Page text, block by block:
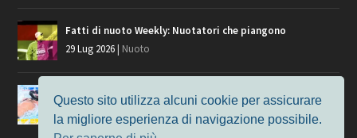
Fatti di nuoto Weekly: Nuotatori che piangono
29 Lug 2026| Nuoto
Giochi del Mediterraneo, i convocati del nuoto per
9 Lug 2026
Nuoto
Questo sito utilizza alcuni cookie per assicurare
la migliore esperienza di navigazione possibile.